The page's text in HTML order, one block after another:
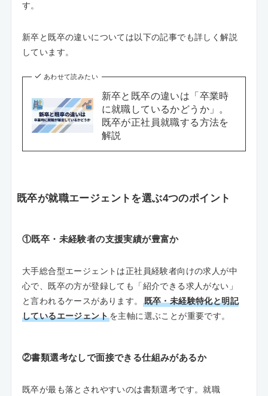
す。
新卒と既卒の違いについては以下の記事でも詳しく解説
しています。
あわせて読みたい
新卒と既卒の違いは「卒業時
に就職しているかどうか」。
既卒が正社員就職する方法を
解説
既卒が就職エージェントを選ぶ4つのポイント
①既卒・未経験者の支援実績が豊富か
大手総合型エージェントは正社員経験者向けの求人が中
心で、既卒の方が登録しても「紹介できる求人がない」
と言われるケースがあります。
既卒・未経験特化と明記
しているエージェントを主軸に選ぶことが重要です。
②書類選考なしで面接できる仕組みがあるか
既卒が最も落とされやすいのは書類選考です。就職